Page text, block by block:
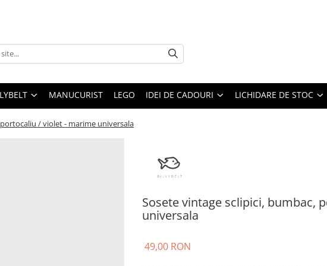
MANUCURIST LEGO IDEI DE CADOURI LICHIDARE DE STOC
/ violet - marime universala
Sosete vintage sclipici, bumbac,
universala
49,00 RON